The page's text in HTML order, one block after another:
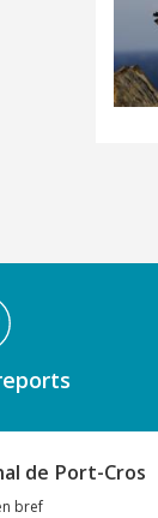
de Port-Cros
bref